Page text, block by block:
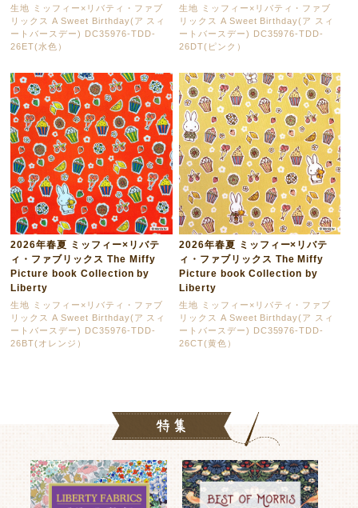
生地 ミッフィー×リバティ・ファブ
リックス A Sweet Birthday(ア スィ
ートバースデー) DC35976-TDD-
26ET(水色）
生地 ミッフィー×リバティ・ファブ
リックス A Sweet Birthday(ア スィ
ートバースデー) DC35976-TDD-
26DT(ピンク）
2026年春夏 ミッフィー×リバテ
ィ・ファブリックス The Miffy
Picture book Collection by
Liberty
生地 ミッフィー×リバティ・ファブ
リックス A Sweet Birthday(ア スィ
ートバースデー) DC35976-TDD-
26BT(オレンジ）
2026年春夏 ミッフィー×リバテ
ィ・ファブリックス The Miffy
Picture book Collection by
Liberty
生地 ミッフィー×リバティ・ファブ
リックス A Sweet Birthday(ア スィ
ートバースデー) DC35976-TDD-
26CT(黄色）